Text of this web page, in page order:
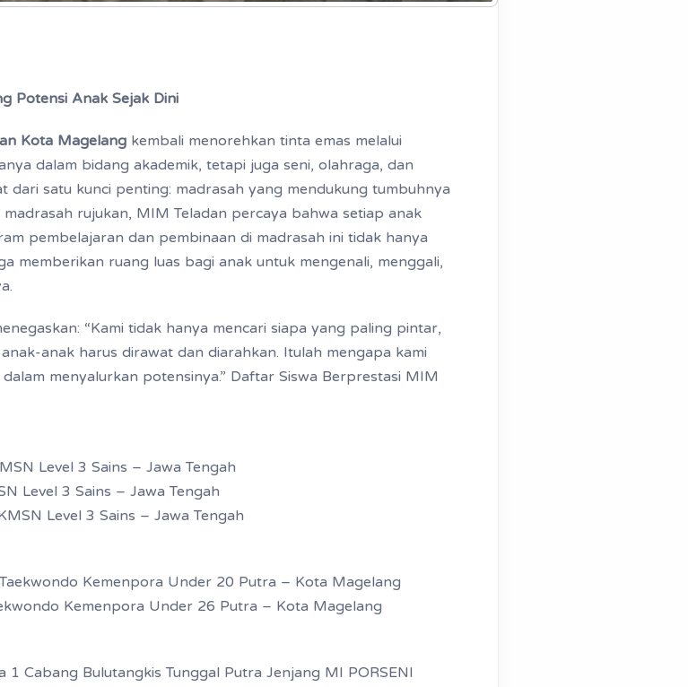
Potensi Anak Sejak Dini
Kota Magelang kembali menorehkan tinta emas melalui
dalam bidang akademik, tetapi juga seni, olahraga, dan
dari satu kunci penting: madrasah yang mendukung tumbuhnya
rujukan, MIM Teladan percaya bahwa setiap anak
pembelajaran dan pembinaan di madrasah ini tidak hanya
memberikan ruang luas bagi anak untuk mengenali, menggali,
“Kami tidak hanya mencari siapa yang paling pintar,
anak harus dirawat dan diarahkan. Itulah mengapa kami
menyalurkan potensinya.” Daftar Siswa Berprestasi MIM
Level 3 Sains – Jawa Tengah
Level 3 Sains – Jawa Tengah
Level 3 Sains – Jawa Tengah
Kemenpora Under 20 Putra – Kota Magelang
Kemenpora Under 26 Putra – Kota Magelang
Cabang Bulutangkis Tunggal Putra Jenjang MI PORSENI